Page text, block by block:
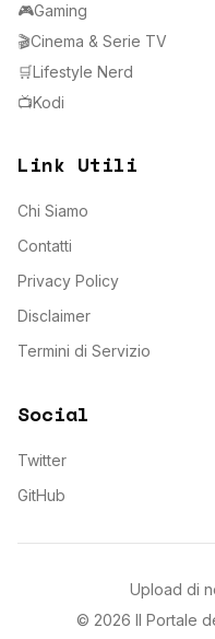
🎮Gaming
🎬Cinema & Serie TV
🛒Lifestyle Nerd
📺Kodi
Link Utili
Chi Siamo
Contatti
Privacy Policy
Disclaimer
Termini di Servizio
Social
Twitter
GitHub
Upload di
© 2026 Il Portale